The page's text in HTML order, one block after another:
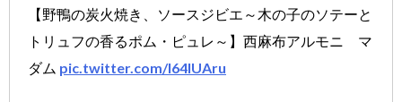
【野鴨の炭火焼き、ソースジビエ～木の子のソテーと
トリュフの香るポム・ピュレ～】西麻布アルモニ マ
ダム pic.twitter.com/l64IUAru